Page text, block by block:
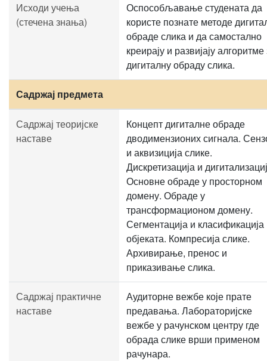
Исходи учења
(стечена знања)
Оспособљавање студената да
користе познате методе
обраде слика и да самостално
креирају и развијају алгоритме
дигиталну обраду слика.
Садржај предмета
Садржај теоријске
наставе
Концепт дигиталне обраде
дводимензионих сигнала.
и аквизиција слике.
Дискретизација и
Основне обраде у просторном
домену. Обраде у
трансформационом домену.
Сегментација и класификација
објеката. Компресија слике.
Архивирање, пренос и
приказивање слика.
Садржај практичне
наставе
Аудиторне вежбе које прате
предавања. Лабораторијске
вежбе у рачунском центру где
обрада слике врши применом
рачунара.